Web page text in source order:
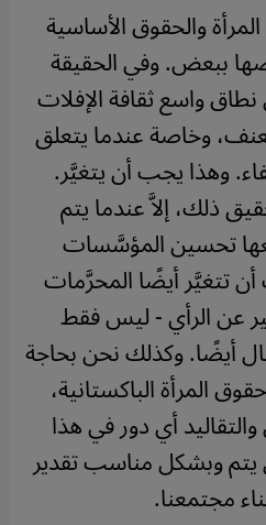
والحقوق الأساسية
ببعض. وفي الحقيقة
واسع ثقافة الإفلات
وخاصة عندما يتعلق
وهذا يجب أن يتغيَّر.
ذلك، إلاَّ عندما يتم
تحسين المؤسَّسات
تتغيَّر أيضًا المحرَّمات
عن الرأي - ليس فقط
أيضًا. وكذلك نحن بحاجة
المرأة الباكستانية،
أي دور في هذا
وبشكل مناسب تقدير
مجتمعنا.